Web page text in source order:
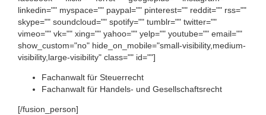
linkedin="" myspace="" paypal="" pinterest="" reddit="" rss=""
skype="" soundcloud="" spotify="" tumblr="" twitter=""
vimeo="" vk="" xing="" yahoo="" yelp="" youtube="" email=""
show_custom="no" hide_on_mobile="small-visibility,medium-
visibility,large-visibility" class="" id=""]
Fachanwalt für Steuerrecht
Fachanwalt für Handels- und Gesellschaftsrecht
[/fusion_person]